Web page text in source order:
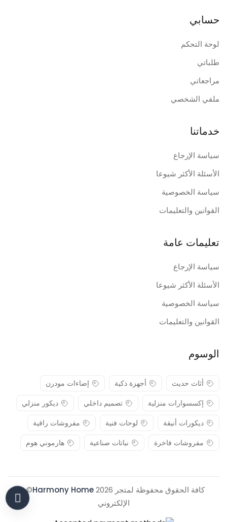
حسابي
لوحة التحكم
طلباتي
مراجعاتي
ملفي الشخصي
خدماتنا
سياسة الإرجاع
الأسئلة الأكثر شيوعا
سياسة الخصوصية
القوانين والتعليمات
تعليمات عامة
سياسة الإرجاع
الأسئلة الأكثر شيوعا
سياسة الخصوصية
القوانين والتعليمات
الوسوم
أثاث حديث أجهزة ذكية
إضاءات مودرن
إكسسوارات منزلية
تصميم داخلي
ديكور منزلي
ديكورات أنيقة
لوحات فنية
مفروشات راقية
مفروشات فاخرة
نباتات صناعية هارموني هوم
كافة الحقوق محفوظة لمتجر 2026 Harmony Home
© .
الإلكتروني